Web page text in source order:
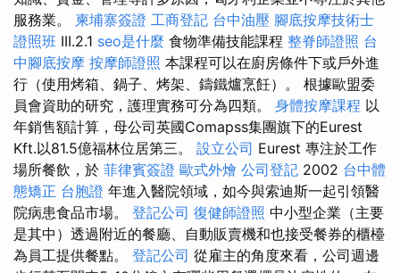
服務業。 柬埔寨簽證 工商登記 台中油壓 腳底按摩技術士
證照班 III.2.1 seo是什麼 食物準備技能課程 整脊師證照 台
中腳底按摩 按摩師證照 本課程可以在廚房條件下或戶外進
行（使用烤箱、鍋子、烤架、鑄鐵爐烹飪）。 根據歐盟委
員會資助的研究，護理實務可分為四類。 身體按摩課程 以
年銷售額計算，母公司英國Comapss集團旗下的Eurest
Kft.以81.5億福林位居第三。 設立公司 Eurest 專注於工作
場所餐飲，於 菲律賓簽證 歐式外燴 公司登記 2002 台中體
態矯正 台胞證 年進入醫院領域，如今與索迪斯一起引領醫
院病患食品市場。 登記公司 復健師證照 中小型企業（主要
是其中）透過附近的餐廳、自動販賣機和也接受餐券的櫃檯
為員工提供餐點。 登記公司 從雇主的角度來看，公司週邊